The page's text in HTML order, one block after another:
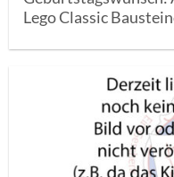
Lego Classic